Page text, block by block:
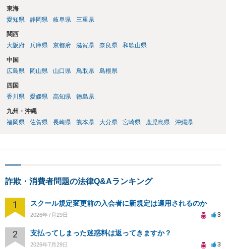
東海
愛知県
静岡県 岐阜県 三重県
関西
大阪府
兵庫県 京都府 滋賀県 奈良県 和歌山県
中国
広島県
岡山県 山口県 鳥取県 島根県
四国
香川県
愛媛県 高知県 徳島県
九州・沖縄
福岡県
佐賀県 長崎県 熊本県 大分県 宮崎県 鹿児島県 沖縄県
詐欺・消費者問題の法律Q&Aランキング
1 スクール規定変更前の入会者に新規定は適用されるのか
2026年7月29日 3
2 支払ってしまった迷惑料は返ってきますか？
2026年7月29日 3